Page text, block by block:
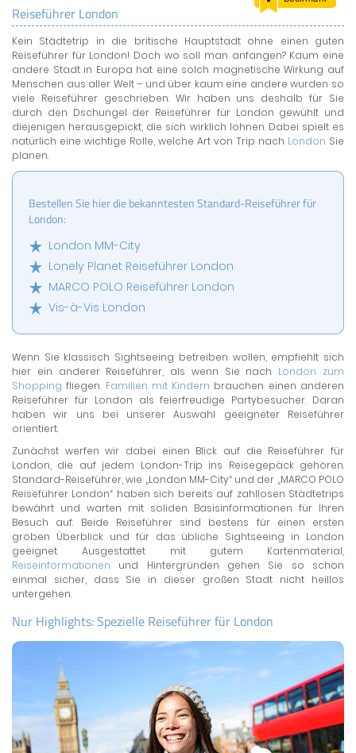
LERNCENTER
ENGLISCH
ENGLAND ZUHAUSE
BRITISH SHOP
Reiseführer London
Kein Städtetrip in die britische Hauptstadt ohne einen guten
Reiseführer für London! Doch wo soll man anfangen? Kaum eine
andere Stadt in Europa hat eine solch magnetische Wirkung auf
Menschen aus aller Welt – und über kaum eine andere wurden so
viele Reiseführer geschrieben. Wir haben uns deshalb für Sie
durch den Dschungel der Reiseführer für London gewühlt und
diejenigen herausgepickt, die sich wirklich lohnen. Dabei spielt es
natürlich eine wichtige Rolle, welche Art von Trip nach London Sie
planen.
Bestellen Sie hier die bekanntesten Standard-Reiseführer für
London:
London MM-City
Lonely Planet Reiseführer London
MARCO POLO Reiseführer London
Vis-à-Vis London
Wenn Sie klassisch Sightseeing betreiben wollen, empfiehlt sich
hier ein anderer Reiseführer, als wenn Sie nach London zum
Shopping fliegen. Familien mit Kindern brauchen einen anderen
Reiseführer für London als feierfreudige Partybesucher. Daran
haben wir uns bei unserer Auswahl geeigneter Reiseführer
orientiert.
Zunächst werfen wir dabei einen Blick auf die Reiseführer für
London, die auf jedem London-Trip ins Reisegepäck gehören.
Standard-Reiseführer, wie „London MM-City“ und der „MARCO POLO
Reiseführer London“ haben sich bereits auf zahllosen Städtetrips
bewährt und warten mit soliden Basisinformationen für Ihren
Besuch auf. Beide Reiseführer sind bestens für einen ersten
groben Überblick und für das übliche Sightseeing in London
geeignet. Ausgestattet mit gutem Kartenmaterial,
Reiseinformationen und Hintergründen gehen Sie so schon
einmal sicher, dass Sie in dieser großen Stadt nicht heillos
untergehen.
Nur Highlights: Spezielle Reiseführer für London